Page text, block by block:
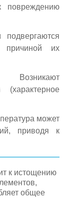
повреждению
причиной их
может
приводя к
к истощению
общее